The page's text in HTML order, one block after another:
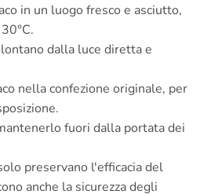
in un luogo fresco e asciutto,
dalla luce diretta e
nella confezione originale, per
fuori dalla portata dei
preservano l'efficacia del
anche la sicurezza degli